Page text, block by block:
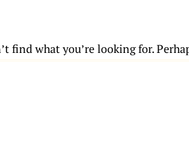
find what you’re looking for.